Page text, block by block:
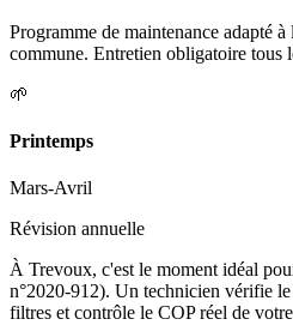
Programme de maintenance adapté
commune. Entretien obligatoire tous
🌱
Printemps
Mars-Avril
Révision annuelle
À Trevoux, c'est le moment idéal
n°2020-912). Un technicien vérifie
filtres et contrôle le COP réel de